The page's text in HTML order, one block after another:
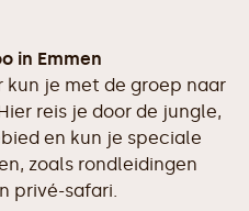
in Emmen
kun je met de groep naar
reis je door de jungle,
en kun je speciale
zoals rondleidingen
privé-safari.